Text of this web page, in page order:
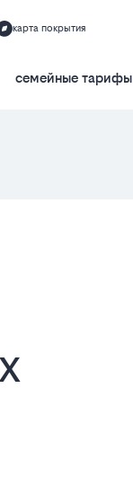
карта покрытия
семейные тарифы